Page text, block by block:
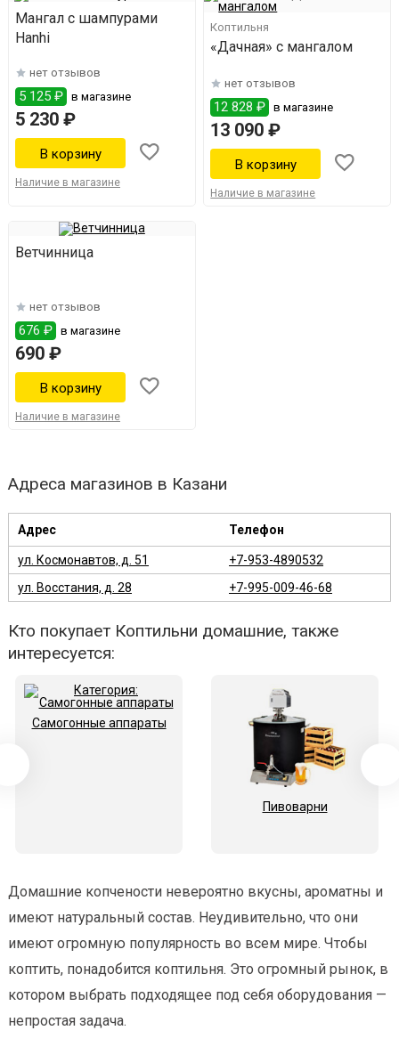
Мангал с шампурами
Hanhi
нет отзывов
5 125 ₽ в магазине
5 230 ₽
Наличие в магазине
Коптильня
«Дачная» с мангалом
нет отзывов
12 828 ₽ в магазине
13 090 ₽
Наличие в магазине
Ветчинница
нет отзывов
676 ₽ в магазине
690 ₽
Наличие в магазине
Адреса магазинов в Казани
Адрес Телефон
ул. Космонавтов, д. 51
+7-953-4890532
ул. Восстания, д. 28
+7-995-009-46-68
Кто покупает Коптильни домашние, также
интересуется:
Самогонные аппараты
Пивоварни
Домашние копчености невероятно вкусны, ароматны и
имеют натуральный состав. Неудивительно, что они
имеют огромную популярность во всем мире. Чтобы
коптить, понадобится коптильня. Это огромный рынок, в
котором выбрать подходящее под себя оборудования —
непростая задача.